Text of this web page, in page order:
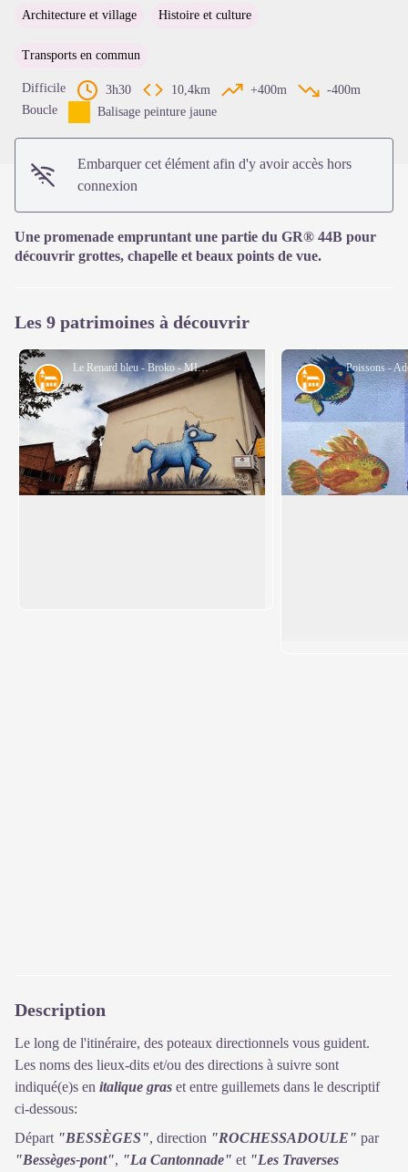
Architecture et village Histoire et culture
Transports en commun
Difficile 3h30 10,4km +400m
-400m
Boucle
Balisage peinture jaune
Embarquer cet élément afin d'y avoir accès hors
connexion
Une promenade empruntant une partie du GR® 44B pour
découvrir grottes, chapelle et beaux points de vue.
Les 9 patrimoines à découvrir
Le Renard bleu - Broko - MIAOU
Architecture
Poissons -
Architecture
Description
Le long de l'itinéraire, des poteaux directionnels vous guident.
Les noms des lieux-dits et/ou des directions à suivre sont
indiqué(e)s en italique gras et entre guillemets dans le descriptif
ci-dessous:
Départ "BESSÈGES", direction "ROCHESSADOULE" par
"Bessèges-pont", "La Cantonnade" et "Les Traverses